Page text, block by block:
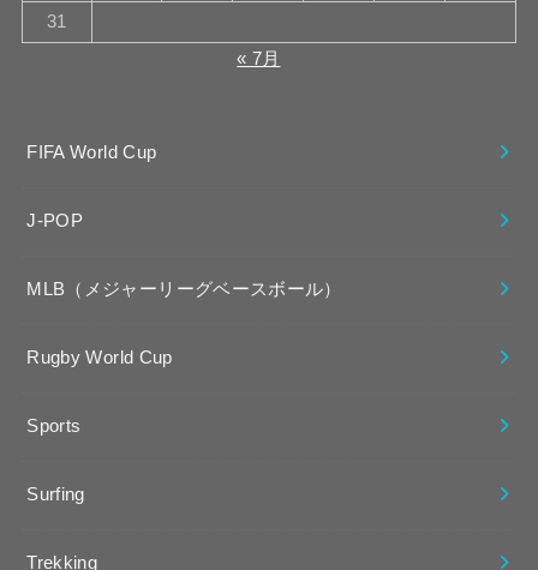
31
« 7月
FIFA World Cup
J-POP
MLB（メジャーリーグベースボール）
Rugby World Cup
Sports
Surfing
Trekking